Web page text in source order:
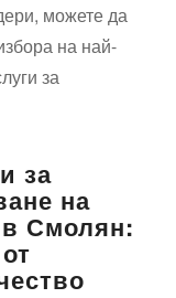
можете да
на най-
за
за
на
в Смолян: